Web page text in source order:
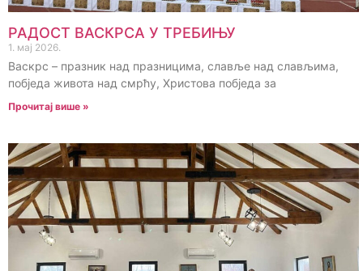
РАДОСТ ВАСКРСА У ТРЕБИЊУ
1. мај 2026.
Васкрс – празник над празницима, славље над слављима,
побједа живота над смрћу, Христова побједа за
Прочитај више »